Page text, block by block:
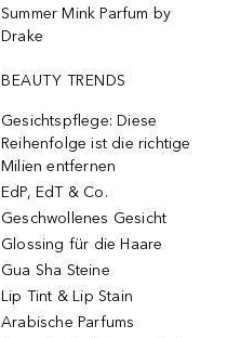
Summer Mink Parfum by
Drake
BEAUTY TRENDS
Gesichtspflege: Diese
Reihenfolge ist die richtige
Milien entfernen
EdP, EdT & Co.
Geschwollenes Gesicht
Glossing für die Haare
Gua Sha Steine
Lip Tint & Lip Stain
Arabische Parfums